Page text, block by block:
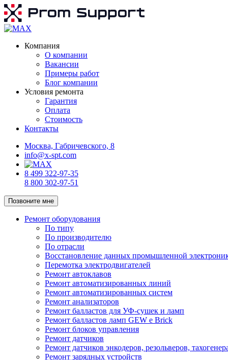
Компания
О компании
Вакансии
Примеры работ
Блог компании
Условия ремонта
Гарантия
Оплата
Стоимость
Контакты
Москва, Габричевского, 8
info@x-spt.com
8 499 322-97-35
8 800 302-97-51
Позвоните мне
Ремонт оборудования
По типу
По производителю
По отрасли
Восстановление данных промышленной
Перемотка электродвигателей
Ремонт автоклавов
Ремонт автоматизированных линий
Ремонт автоматизированных систем
Ремонт анализаторов
Ремонт балластов для УФ-сушек и ламп
Ремонт балластов ламп GEW e Brick
Ремонт блоков управления
Ремонт датчиков
Ремонт датчиков энкодеров, резольверов,
Ремонт зарядных устройств